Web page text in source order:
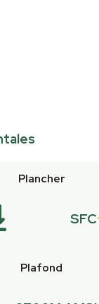
Plancher
SFC
Plafond